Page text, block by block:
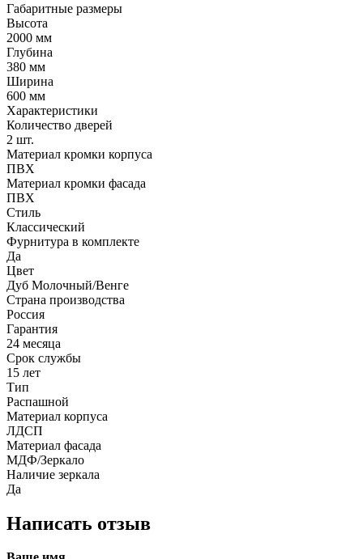
Габаритные размеры
Высота
2000 мм
Глубина
380 мм
Ширина
600 мм
Характеристики
Количество дверей
2 шт.
Материал кромки корпуса
ПВХ
Материал кромки фасада
ПВХ
Стиль
Классический
Фурнитура в комплекте
Да
Цвет
Дуб Молочный/Венге
Страна производства
Россия
Гарантия
24 месяца
Срок службы
15 лет
Тип
Распашной
Материал корпуса
ЛДСП
Материал фасада
МДФ/Зеркало
Наличие зеркала
Да
Написать отзыв